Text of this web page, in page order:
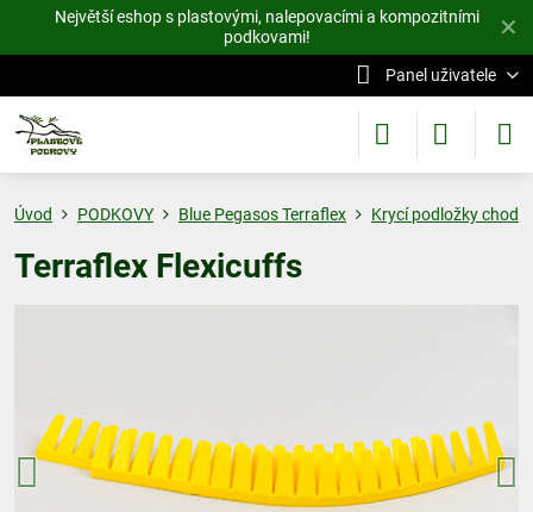
✕
Největší eshop s plastovými, nalepovacími a kompozitními
podkovami!
Panel uživatele
Úvod PODKOVY Blue Pegasos Terraflex Krycí podložky
Terraflex Flexicuffs